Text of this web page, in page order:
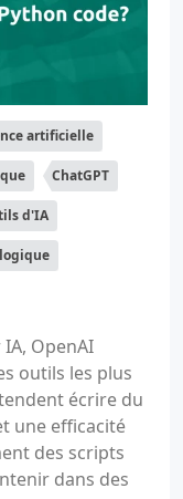
artificielle
ChatGPT
d'IA
OpenAI
outils les plus
écrire du
une efficacité
des scripts
dans des